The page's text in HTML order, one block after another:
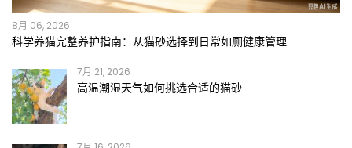
8月 06, 2026
科学养猫完整养护指南：从猫砂选择到日常如厕健康管理
7月 21, 2026
高温潮湿天气如何挑选合适的猫砂